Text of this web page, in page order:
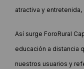
atractiva y
Así surge ForoRural
educación a distancia
nuestros usuarios y